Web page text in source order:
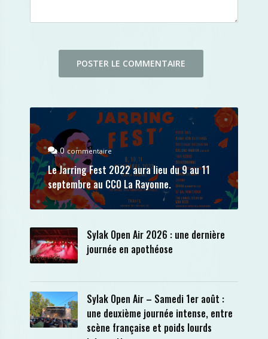
0commentaire
Le Jarring Fest 2022 aura lieu du 9 au 11
septembre au CCO La Rayonne.
Sylak Open Air 2026 : une dernière
journée en apothéose
Sylak Open Air – Samedi 1er août :
une deuxième journée intense, entre
scène française et poids lourds